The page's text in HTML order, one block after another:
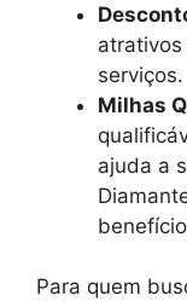
atrativos
serviços.
Milhas
ajuda a
Para quem